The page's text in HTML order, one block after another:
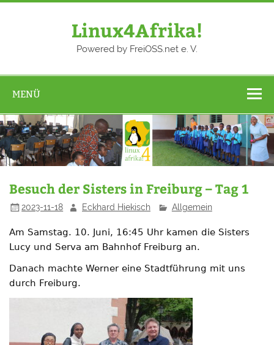
Zum
Linux4Afrika!
Powered by FreiOSS.net e. V.
MENÜ
Besuch der Sisters in Freiburg – Tag 1
2023-11-18 Eckhard Hiekisch Allgemein
Am Samstag. 10. Juni, 16:45 Uhr kamen die Sisters
Lucy und Serva am Bahnhof Freiburg an.
Danach machte Werner eine Stadtführung mit uns
durch Freiburg.